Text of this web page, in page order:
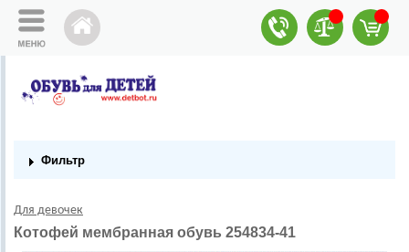
Фильтр
Для девочек
Котофей мембранная обувь 254834-41